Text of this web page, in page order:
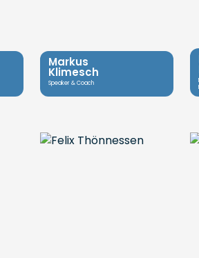
Markus
Klimesch
Speaker & Coach